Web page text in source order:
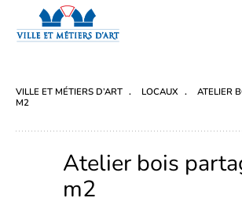
VILLE ET MÉTIERS D’ART LOCAUX
ATELIER
M2
Atelier bois
m2